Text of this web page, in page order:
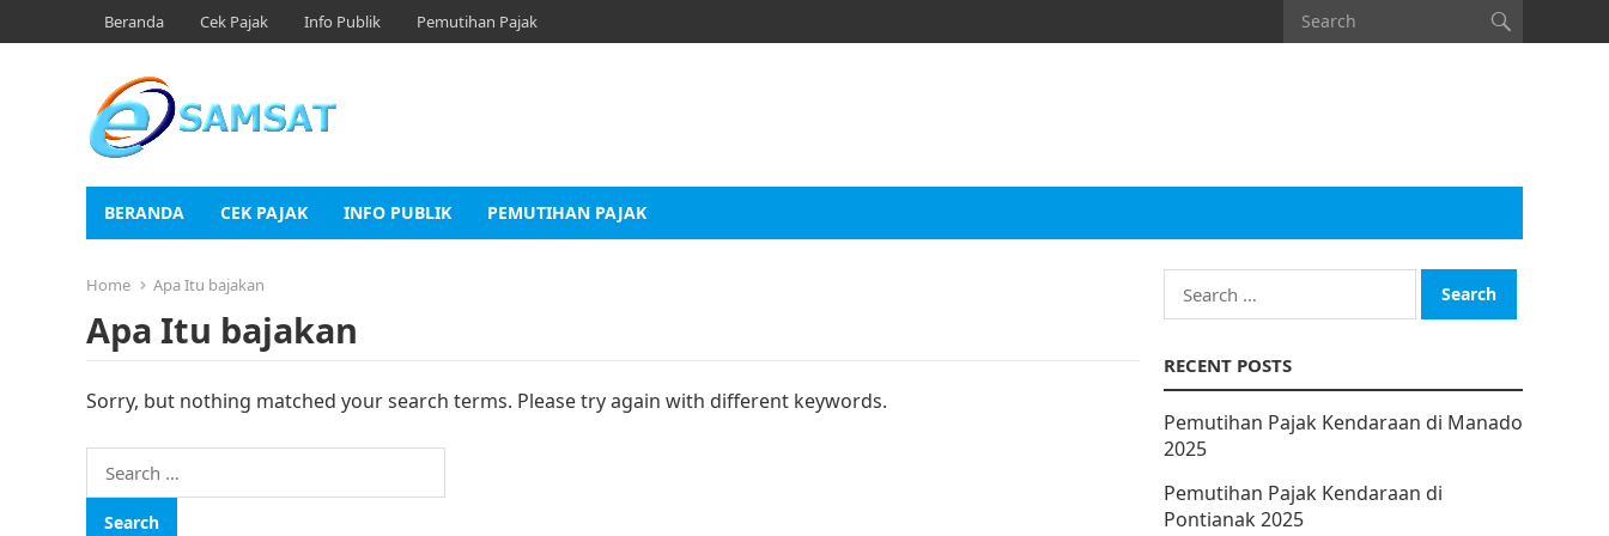
Beranda Cek Pajak Info Publik Pemutihan Pajak
BERANDA CEK PAJAK INFO PUBLIK PEMUTIHAN PAJAK
Home Apa Itu bajakan
Apa Itu bajakan
Sorry, but nothing matched your search terms. Please try again with different keywords.
Search
for:
Search
for:
RECENT POSTS
Pemutihan Pajak Kendaraan di Manado
2025
Pemutihan Pajak Kendaraan di
Pontianak 2025